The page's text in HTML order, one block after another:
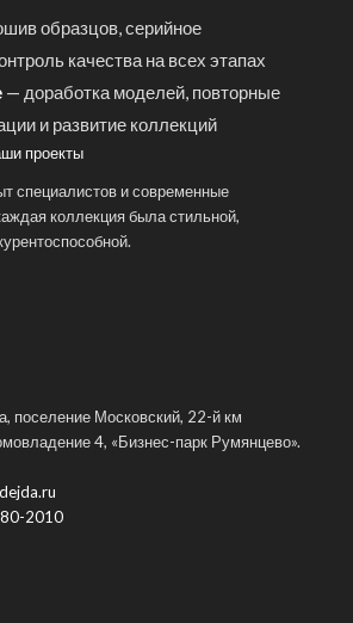
образцов, серийное
качества на всех этапах
— доработка моделей, повторные
и развитие коллекций
проекты
специалистов и современные
коллекция была стильной,
поселение Московский, 22-й км
4, «Бизнес-парк Румянцево».
2010